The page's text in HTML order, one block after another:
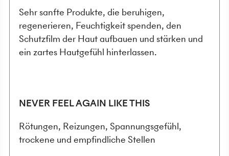
Sehr sanfte Produkte, die beruhigen,
regenerieren, Feuchtigkeit spenden, den
Schutzfilm der Haut aufbauen und stärken und
ein zartes Hautgefühl hinterlassen.
NEVER FEEL AGAIN LIKE THIS
Rötungen, Reizungen, Spannungsgefühl,
trockene und empfindliche Stellen